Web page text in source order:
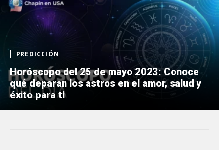
PREDICCIÓN
Horóscopo del 25 de mayo 2023: Conoce
qué deparan los astros en el amor, salud y
éxito para ti